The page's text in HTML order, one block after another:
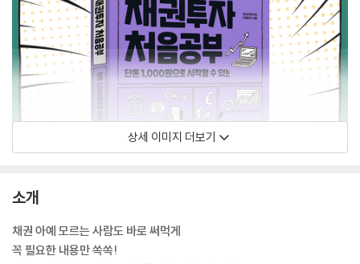
상세 이미지 더보기
소개
채권 아예 모르는 사람도 바로 써먹게
꼭 필요한 내용만 쏙쏙!